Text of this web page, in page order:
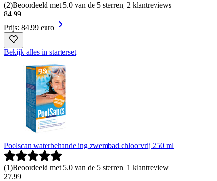
(2)Beoordeeld met 5.0 van de 5 sterren, 2 klantreviews
84.99
Prijs: 84.99 euro
Bekijk alles in starterset
Poolscan waterbehandeling zwembad chloorvrij 250 ml
(1)Beoordeeld met 5.0 van de 5 sterren, 1 klantreview
27.99